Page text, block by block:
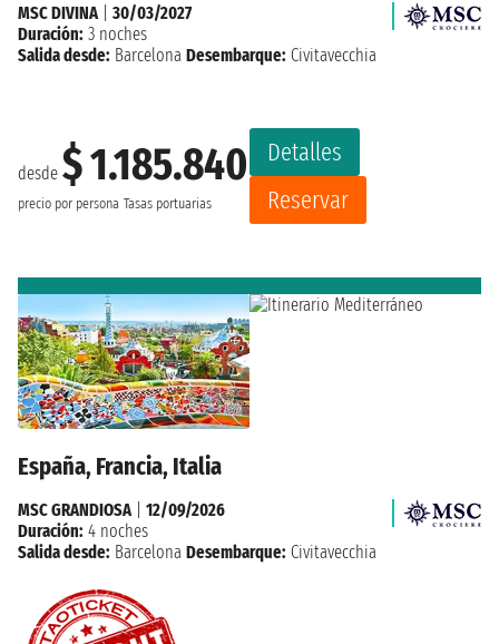
desde $ 1.185.840
precio por persona Tasas portuarias
Detalles
Reservar
MSC DIVINA
30/03/2027
Duración: 3 noches
Salida desde: Barcelona Desembarque: Civitavecchia
España, Francia, Italia
MSC GRANDIOSA
12/09/2026
Duración: 4 noches
Salida desde: Barcelona Desembarque: Civitavecchia